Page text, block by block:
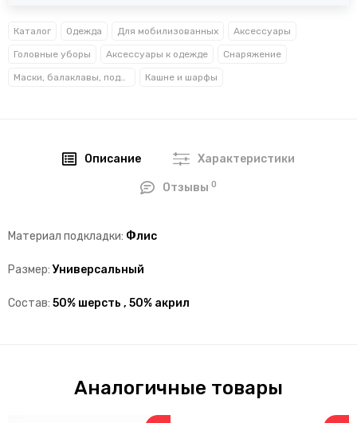
Каталог Одежда Для мобилизованных Аксессуары
Головные уборы Аксессуары к одежде Снаряжение
Маски, балаклавы, подшлемники Кашне и шарфы
Описание Характеристики
Отзывы0
Материал подкладки: Флис
Размер:Универсальный
Состав: 50% шерсть , 50% акрил
Аналогичные товары